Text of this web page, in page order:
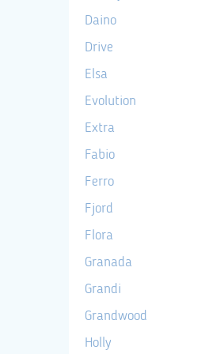
Daino
Drive
Elsa
Evolution
Extra
Fabio
Ferro
Fjord
Flora
Granada
Grandi
Grandwood
Holly